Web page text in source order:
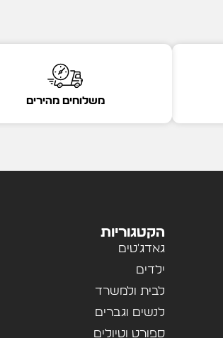
משלוחים מהירים
הקטגוריות
גאדג'טים
ילדים
לבית ולמשרד
לנשים וגברים
ספורט וטיולים